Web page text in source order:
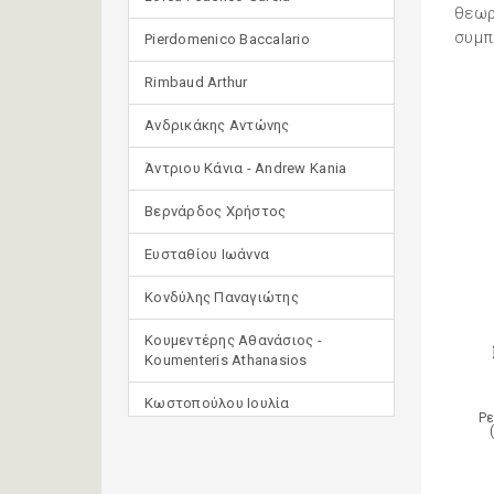
Pierdomenico Baccalario
Rimbaud Arthur
Ανδρικάκης Αντώνης
Άντριου Κάνια - Andrew Kania
Βερνάρδος Χρήστος
Ευσταθίου Ιωάννα
Κονδύλης Παναγιώτης
Κουμεντέρης Αθανάσιος -
Koumenteris Athanasios
Κωστοπούλου Ιουλία